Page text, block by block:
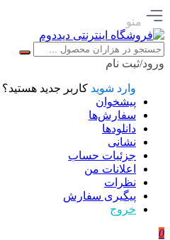
منو
ورود/ثبت نام
وارد شوید کاربر جدید هستید؟
پیشخوان
سفارش‌ها
دانلودها
نشانی
جزئیات حساب
اعلانات من
نظرات
پیگیری سفارش
خروج
0